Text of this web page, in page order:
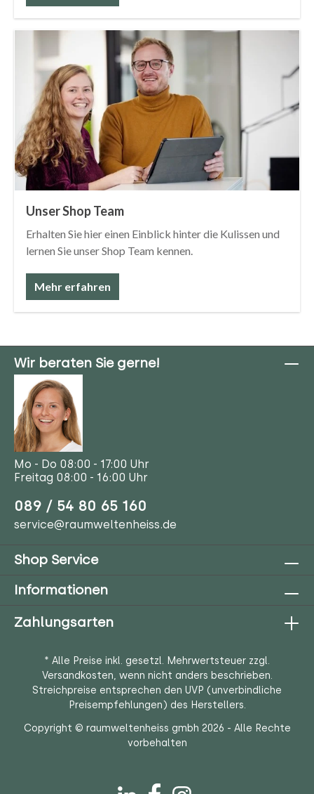
Unser Shop Team
Erhalten Sie hier einen Einblick hinter die Kulissen und
lernen Sie unser Shop Team kennen.
Mehr erfahren
Wir beraten Sie gerne!
Mo - Do 08:00 - 17:00 Uhr
Freitag 08:00 - 16:00 Uhr
089 / 54 80 65 160
service@raumweltenheiss.de
Shop Service
Informationen
Zahlungsarten
* Alle Preise inkl. gesetzl. Mehrwertsteuer zzgl.
Versandkosten, wenn nicht anders beschrieben.
Streichpreise entsprechen den UVP (unverbindliche
Preisempfehlungen) des Herstellers.
Copyright © raumweltenheiss gmbh 2026 - Alle Rechte
vorbehalten